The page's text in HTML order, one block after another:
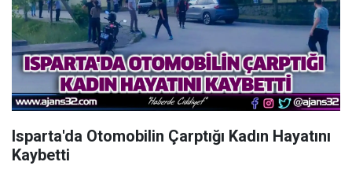
Isparta'da Otomobilin Çarptığı Kadın Hayatını
Kaybetti